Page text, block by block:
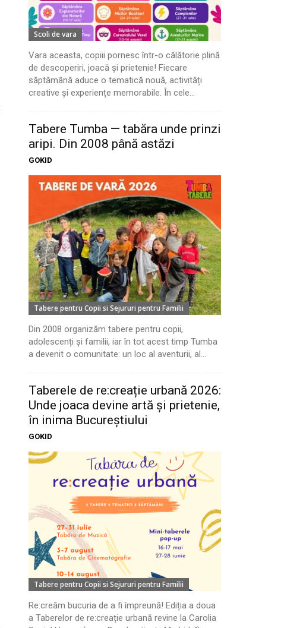
Scoli de vara
Vara aceasta, copiii pornesc într-o călătorie plină
de descoperiri, joacă și prietenie! Fiecare
săptămână aduce o tematică nouă, activități
creative și experiențe memorabile. În cele...
Tabere Tumba — tabăra unde prinzi
aripi. Din 2008 până astăzi
GOKID
Tabere pentru Copii si Sejururi pentru Familii
Din 2008 organizăm tabere pentru copii,
adolescenți și familii, iar în tot acest timp Tumba
a devenit o comunitate: un loc al aventurii, al...
Taberele de re:creație urbană 2026:
Unde joaca devine artă și prietenie,
în inima Bucureștiului
GOKID
Tabere pentru Copii si Sejururi pentru Familii
Re:creăm bucuria de a fi împreună! Ediția a doua
a Taberelor de re:creație urbană revine la Carolia